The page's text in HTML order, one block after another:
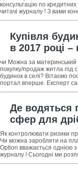
юриста
консультацію по
читачі журналу ! З вами
Тема допомоги, яку надає
Купівля
в 2017 році –
практика та
обману при
чи Можна за материнський
покупку/продаж житла під
будинок в селі? Вітаємо
портал вперше. Експерт
продовжуємо
Де водяться
сфер для
Як контролювати ризики
Чи можна заробляти на
Option вважається однією
журналу ! Сьогодні ми
дрібного